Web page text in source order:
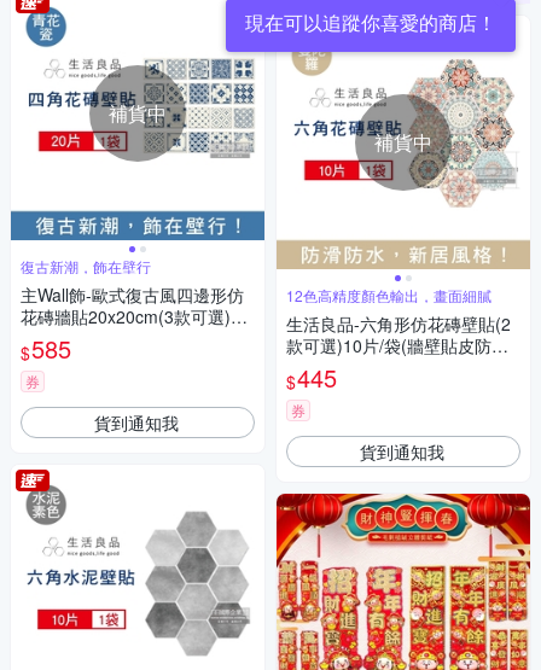
補貨中
復古新潮，飾在壁行
主Wall飾-歐式復古風四邊形仿
花磚牆貼20x20cm(3款可選)20
片/袋(牆壁貼皮防水磚貼,奢華
風格壁紙,仿四角磁磚牆貼,DIY
裝飾材料貼片,模擬磁磚牆家飾
貼紙)
$585
券
貨到通知我
現在可以追蹤你喜愛的商店！
補貨中
12色高精度顏色輸出，畫面細膩
生活良品-六角形仿花磚壁貼(2
款可選)10片/袋(牆壁貼皮防水
磚貼,復古奢華風格壁紙,仿六角
磁磚牆貼,大膽跳色系DIY裝飾
材料貼片,模擬磁磚牆面家飾貼
紙)
$445
券
貨到通知我